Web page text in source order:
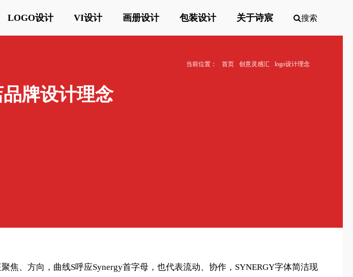
LOGO设计 VI设计 画册设计 包装设计 关于诗宸 搜索
当前位置： 首页 创意灵感汇
logo设计理念
牌设计理念
焦、方向，曲线S呼应Synergy首字母，也代表流动、协作，SYNERGY字体简洁现